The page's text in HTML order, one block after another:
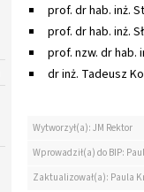
prof. dr hab. inż.
prof. dr hab. inż.
prof. nzw. dr hab.
dr inż. Tadeusz
Wytworzył(a): JM Rektor
Wprowadził(a) do BIP:
Zaktualizował(a): Paula